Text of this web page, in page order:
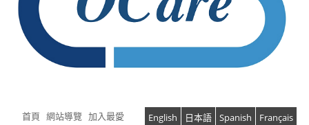
首頁 網站導覽 加入最愛 English 日本語 Spanish
Français